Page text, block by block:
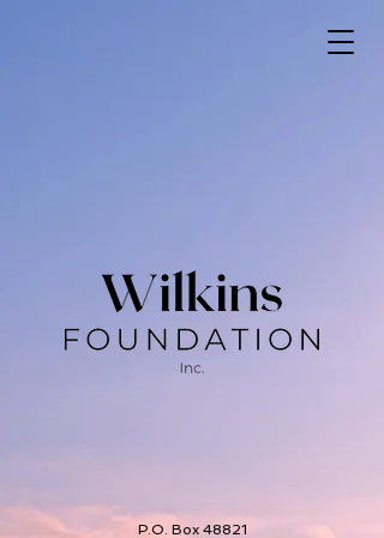
P.O. Box 48821